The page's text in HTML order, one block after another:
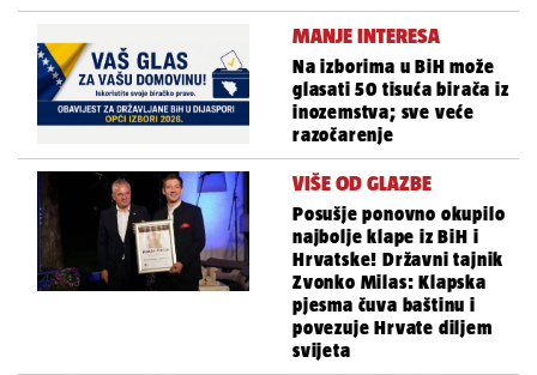
MANJE INTERESA
Na izborima u BiH može
glasati 50 tisuća birača iz
inozemstva; sve veće
razočarenje
VIŠE OD GLAZBE
Posušje ponovno okupilo
najbolje klape iz BiH i
Hrvatske! Državni tajnik
Zvonko Milas: Klapska
pjesma čuva baštinu i
povezuje Hrvate diljem
svijeta